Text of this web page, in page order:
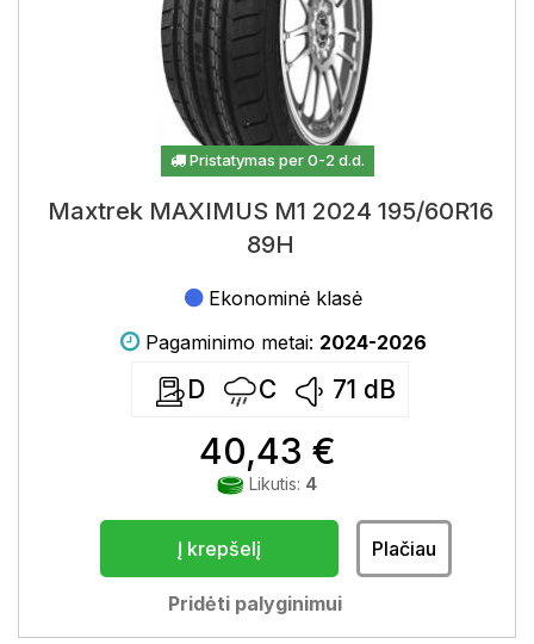
Pristatymas per 0-2 d.d.
Maxtrek MAXIMUS M1 2024 195/60R16
89H
Ekonominė klasė
Pagaminimo metai: 2024-2026
D C 71 dB
40,43 €
Likutis: 4
Į krepšelį Plačiau
Pridėti palyginimui